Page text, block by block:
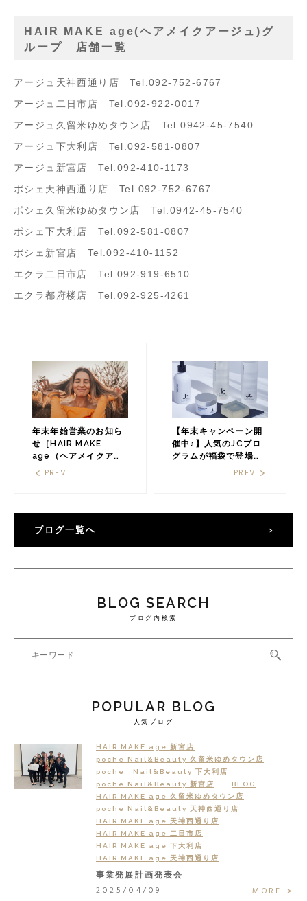
HAIR MAKE age(ヘアメイクアージュ)グ
ループ 店舗一覧
アージュ天神西通り店 Tel.092-752-6767
アージュ二日市店 Tel.092-922-0017
アージュ久留米ゆめタウン店 Tel.0942-45-7540
アージュ下大利店 Tel.092-581-0807
アージュ新宮店 Tel.092-410-1173
ポシェ天神西通り店 Tel.092-752-6767
ポシェ久留米ゆめタウン店 Tel.0942-45-7540
ポシェ下大利店 Tel.092-581-0807
ポシェ新宮店 Tel.092-410-1152
エクラ二日市店 Tel.092-919-6510
エクラ都府楼店 Tel.092-925-4261
年末年始営業のお知ら
せ［HAIR MAKE
age（ヘアメイクアー
ジュ）］
PREV
【年末キャンペーン開
催中♪】人気のJCプロ
グラムが福袋で登場☆
マスク疲れのお肌をリ
PREV
ブログ一覧へ
BLOG SEARCH
ブログ内検索
POPULAR BLOG
人気ブログ
HAIR MAKE age 新宮店
poche Nail&Beauty 久留米ゆめタウン店
poche Nail&Beauty 下大利店
poche Nail&Beauty 新宮店
BLOG
HAIR MAKE age 久留米ゆめタウン店
poche Nail&Beauty 天神西通り店
HAIR MAKE age 天神西通り店
HAIR MAKE age 二日市店
HAIR MAKE age 下大利店
HAIR MAKE age 天神西通り店
事業発展計画発表会
2025/04/09 MORE